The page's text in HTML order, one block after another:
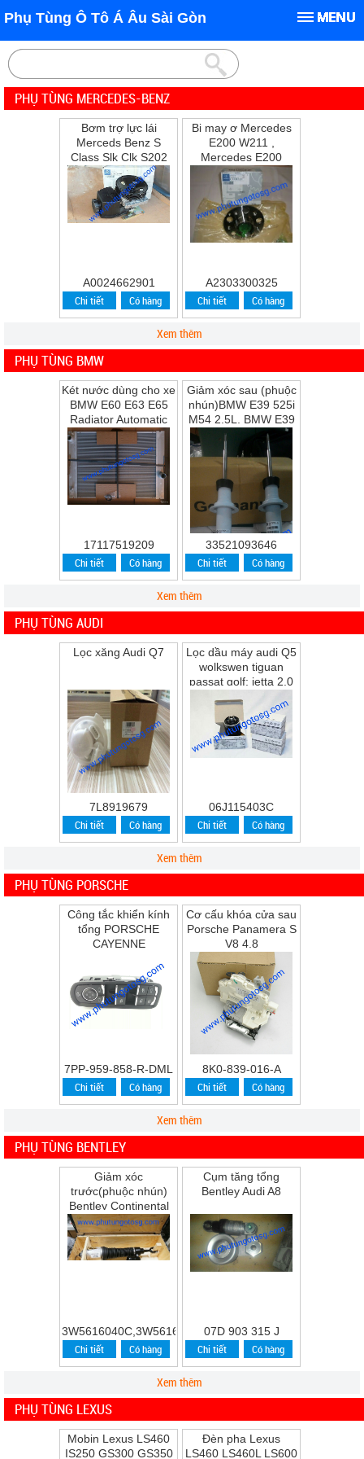
Phụ Tùng Ô Tô Á Âu Sài Gòn
PHỤ TÙNG MERCEDES-BENZ
Bơm trợ lực lái
Merceds Benz S
Class Slk Clk S202
W202 W210 S210
A0024662901
Chi tiết Có hàng
Bi may ơ Mercedes
E200 W211 ,
Mercedes E200
,E240 ,E280
A2303300325
Chi tiết Có hàng
Xem thêm
PHỤ TÙNG BMW
Két nước dùng cho xe
BMW E60 E63 E65
Radiator Automatic
Transmission
17117519209
Chi tiết Có hàng
Giảm xóc sau (phuộc
nhún)BMW E39 525i
M54 2.5L, BMW E39
528i M52 2.8L, BMW
E39 530i M54 ...
33521093646
Chi tiết Có hàng
Xem thêm
PHỤ TÙNG AUDI
Lọc xăng Audi Q7
7L8919679
Chi tiết Có hàng
Lọc dầu máy audi Q5
wolkswen tiguan
passat golf; jetta 2.0
06J115403C
Chi tiết Có hàng
Xem thêm
PHỤ TÙNG PORSCHE
Công tắc khiển kính
tổng PORSCHE
CAYENNE
7PP-959-858-R-DML
Chi tiết Có hàng
Cơ cấu khóa cửa sau
Porsche Panamera S
V8 4.8
8K0-839-016-A
Chi tiết Có hàng
Xem thêm
PHỤ TÙNG BENTLEY
Giảm xóc
trước(phuộc nhún)
Bentley Continental
Flying Spur Speed
năm 2009
3W5616040C,3W5616039C
Chi tiết Có hàng
Cụm tăng tổng
Bentley Audi A8
07D 903 315 J
Chi tiết Có hàng
Xem thêm
PHỤ TÙNG LEXUS
Mobin Lexus LS460
IS250 GS300 GS350
Đèn pha Lexus
LS460 LS460L LS600